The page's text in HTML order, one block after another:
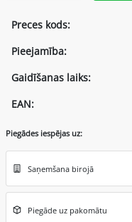
Preces kods:
Pieejamība:
Gaidīšanas laiks:
EAN:
Piegādes iespējas uz:
Saņemšana birojā
Piegāde uz pakomātu